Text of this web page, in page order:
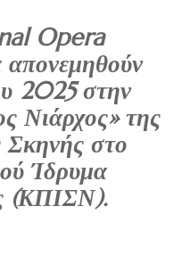
Opera
2025 στην
Νιάρχος» της
Σκηνής στο
Ίδρυμα
(ΚΠΙΣΝ).